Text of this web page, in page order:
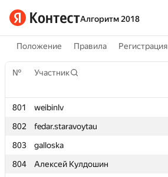
Алгоритм 2018
Положение Правила Регистрация
№ Участник
801 weibinlv
802
fedar.staravoytau
803
galloska
804
Алексей Кулдошин
№ Участник
801 weibinlv
802
fedar.staravoytau
803
galloska
804
Алексей Кулдошин